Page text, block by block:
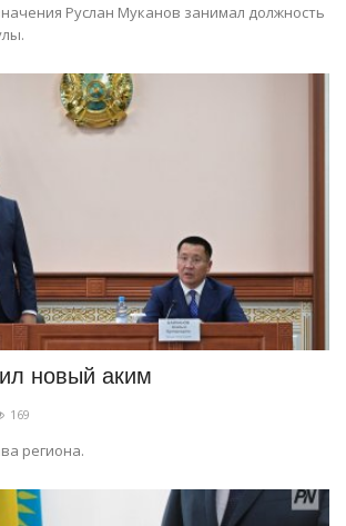
Руслан Муканов занимал должность
новый аким
169
региона.